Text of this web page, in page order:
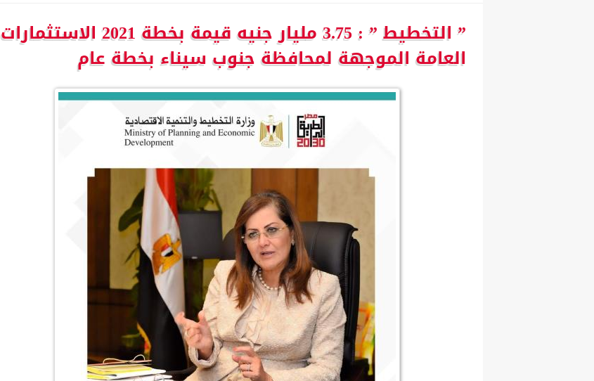
” التخطيط ” : 3.75 مليار جنيه قيمة بخطة 2021 الاستثمارات
العامة الموجهة لمحافظة جنوب سيناء بخطة عام